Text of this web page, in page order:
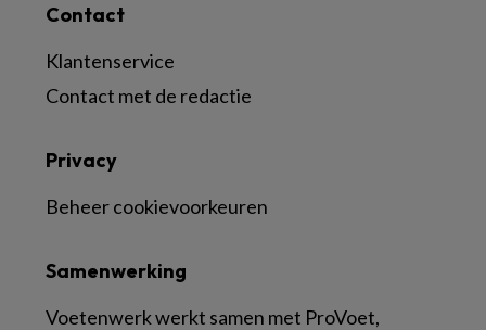
Contact
Klantenservice
Contact met de redactie
Samenwerking
Voetenwerk werkt samen met ProVoet,
Privacy
Beheer cookievoorkeuren